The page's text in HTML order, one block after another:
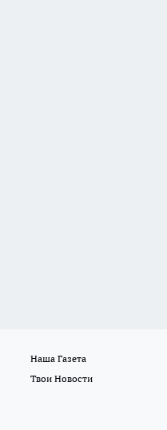
Наша Газета
Твои Новости